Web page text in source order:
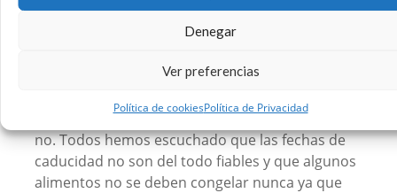
Denegar
Ver preferencias
Política de cookiesPolítica de Privacidad
lleva un mes en el frigorífico será comestible o
no. Todos hemos escuchado que las fechas de
caducidad no son del todo fiables y que algunos
alimentos no se deben congelar nunca ya que